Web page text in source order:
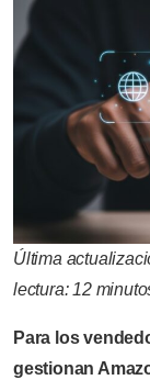
Última
lectura: 12
Para los
gestionan